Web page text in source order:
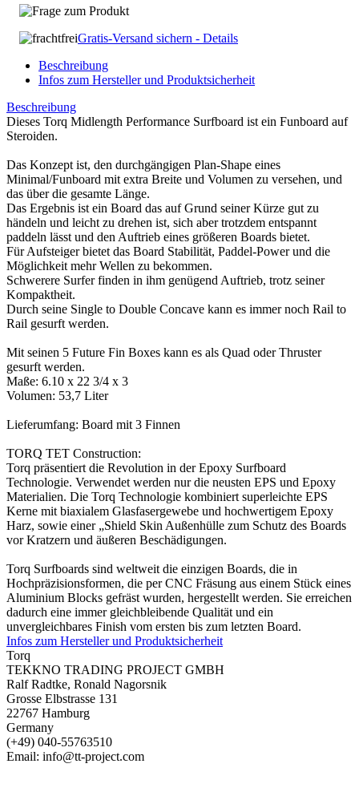
Frage zum Produkt
Gratis-Versand sichern - Details
Beschreibung
Infos zum Hersteller und Produktsicherheit
Beschreibung
Dieses Torq Midlength Performance Surfboard ist ein Funboard auf
Steroiden.
Das Konzept ist, den durchgängigen Plan-Shape eines
Minimal/Funboard mit extra Breite und Volumen zu versehen, und
das über die gesamte Länge.
Das Ergebnis ist ein Board das auf Grund seiner Kürze gut zu
händeln und leicht zu drehen ist, sich aber trotzdem entspannt
paddeln lässt und den Auftrieb eines größeren Boards bietet.
Für Aufsteiger bietet das Board Stabilität, Paddel-Power und die
Möglichkeit mehr Wellen zu bekommen.
Schwerere Surfer finden in ihm genügend Auftrieb, trotz seiner
Kompaktheit.
Durch seine Single to Double Concave kann es immer noch Rail to
Rail gesurft werden.
Mit seinen 5 Future Fin Boxes kann es als Quad oder Thruster
gesurft werden.
Maße: 6.10 x 22 3/4 x 3
Volumen: 53,7 Liter
Lieferumfang: Board mit 3 Finnen
TORQ TET Construction:
Torq präsentiert die Revolution in der Epoxy Surfboard
Technologie. Verwendet werden nur die neusten EPS und Epoxy
Materialien. Die Torq Technologie kombiniert superleichte EPS
Kerne mit biaxialem Glasfasergewebe und hochwertigem Epoxy
Harz, sowie einer „Shield Skin Außenhülle zum Schutz des Boards
vor Kratzern und äußeren Beschädigungen.
Torq Surfboards sind weltweit die einzigen Boards, die in
Hochpräzisionsformen, die per CNC Fräsung aus einem Stück eines
Aluminium Blocks gefräst wurden, hergestellt werden. Sie erreichen
dadurch eine immer gleichbleibende Qualität und ein
unvergleichbares Finish vom ersten bis zum letzten Board.
Infos zum Hersteller und Produktsicherheit
Torq
TEKKNO TRADING PROJECT GMBH
Ralf Radtke, Ronald Nagorsnik
Grosse Elbstrasse 131
22767 Hamburg
Germany
(+49) 040-55763510
Email: info@tt-project.com